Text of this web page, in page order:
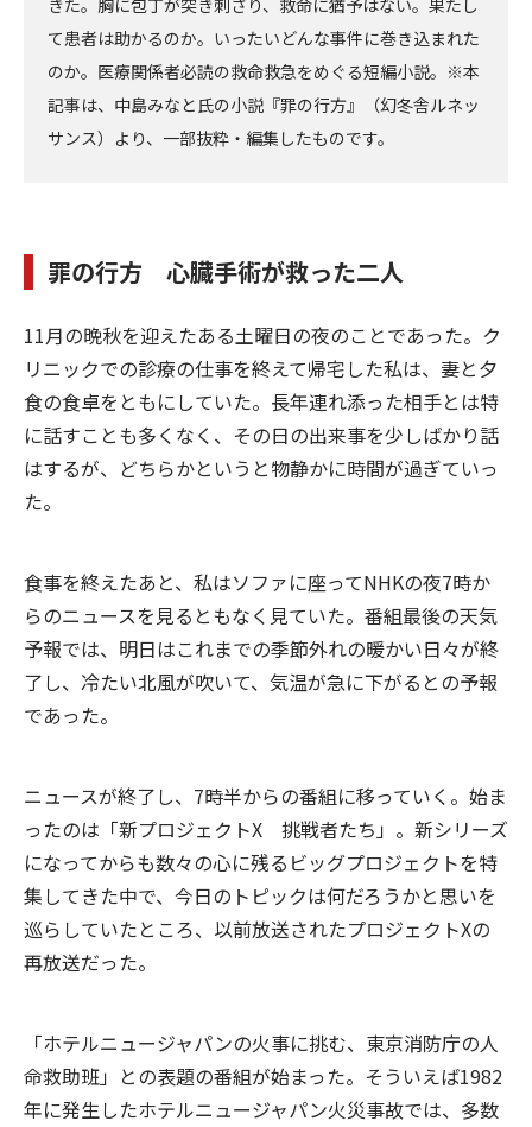
きた。胸に包丁が突き刺さり、救命に猶予はない。果たし
て患者は助かるのか。いったいどんな事件に巻き込まれた
のか。医療関係者必読の救命救急をめぐる短編小説。※本
記事は、中島みなと氏の小説『罪の行方』（幻冬舎ルネッ
サンス）より、一部抜粋・編集したものです。
罪の行方 心臓手術が救った二人
11月の晩秋を迎えたある土曜日の夜のことであった。ク
リニックでの診療の仕事を終えて帰宅した私は、妻と夕
食の食卓をともにしていた。長年連れ添った相手とは特
に話すことも多くなく、その日の出来事を少しばかり話
はするが、どちらかというと物静かに時間が過ぎていっ
た。
食事を終えたあと、私はソファに座ってNHKの夜7時か
らのニュースを見るともなく見ていた。番組最後の天気
予報では、明日はこれまでの季節外れの暖かい日々が終
了し、冷たい北風が吹いて、気温が急に下がるとの予報
であった。
ニュースが終了し、7時半からの番組に移っていく。始ま
ったのは「新プロジェクトX 挑戦者たち」。新シリーズ
になってからも数々の心に残るビッグプロジェクトを特
集してきた中で、今日のトピックは何だろうかと思いを
巡らしていたところ、以前放送されたプロジェクトXの
再放送だった。
「ホテルニュージャパンの火事に挑む、東京消防庁の人
命救助班」との表題の番組が始まった。そういえば1982
年に発生したホテルニュージャパン火災事故では、多数